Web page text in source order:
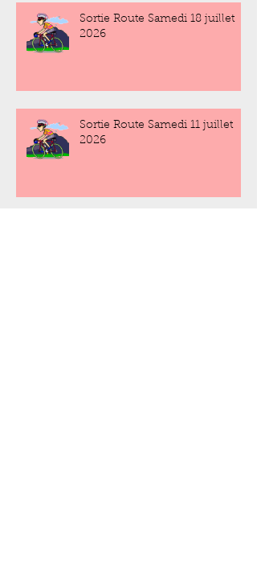
Sortie Route Samedi 18 juillet
2026
Sortie Route Samedi 11 juillet
2026